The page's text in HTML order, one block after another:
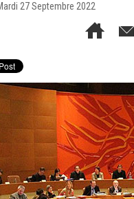
27 Septembre 2022